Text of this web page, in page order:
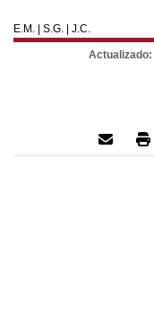
E.M. | S.G. | J.C.
Actualizado: